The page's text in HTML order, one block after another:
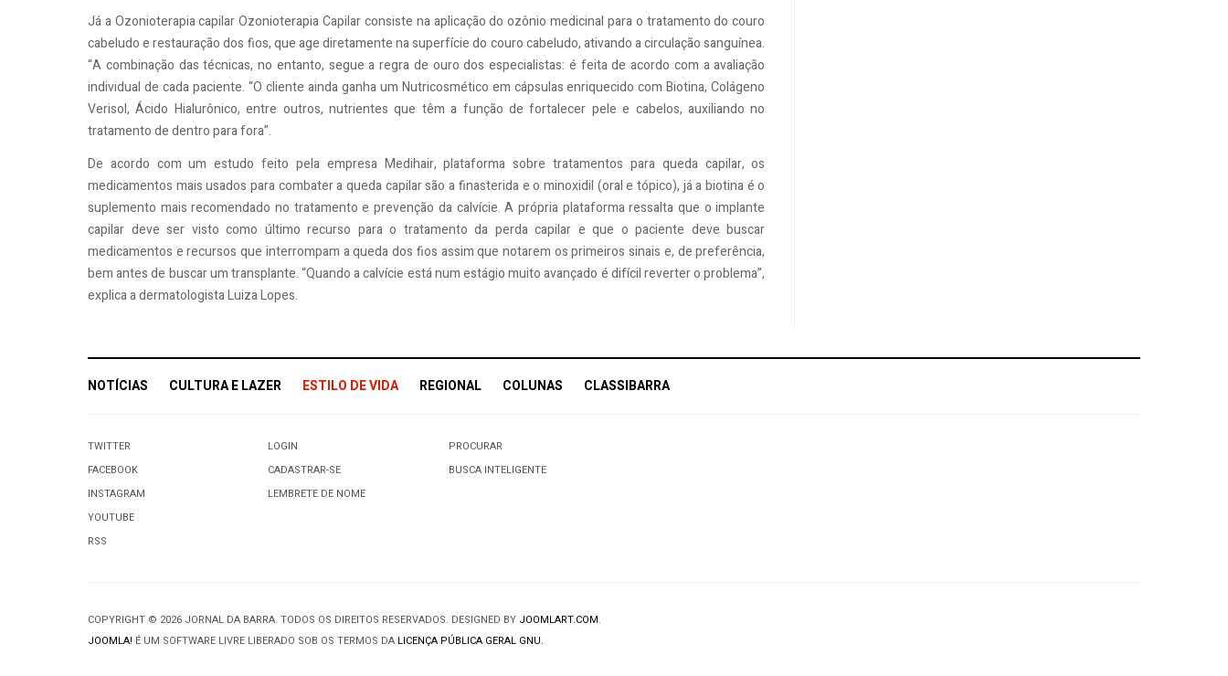
Já a Ozonioterapia capilar Ozonioterapia Capilar consiste na aplicação do ozônio medicinal para o tratamento do couro
cabeludo e restauração dos fios, que age diretamente na superfície do couro cabeludo, ativando a circulação sanguínea.
“A combinação das técnicas, no entanto, segue a regra de ouro dos especialistas: é feita de acordo com a avaliação
individual de cada paciente. “O cliente ainda ganha um Nutricosmético em cápsulas enriquecido com Biotina, Colágeno
Verisol, Ácido Hialurônico, entre outros, nutrientes que têm a função de fortalecer pele e cabelos, auxiliando no
tratamento de dentro para fora”.
De acordo com um estudo feito pela empresa Medihair, plataforma sobre tratamentos para queda capilar, os
medicamentos mais usados para combater a queda capilar são a finasterida e o minoxidil (oral e tópico), já a biotina é o
suplemento mais recomendado no tratamento e prevenção da calvície. A própria plataforma ressalta que o implante
capilar deve ser visto como último recurso para o tratamento da perda capilar e que o paciente deve buscar
medicamentos e recursos que interrompam a queda dos fios assim que notarem os primeiros sinais e, de preferência,
bem antes de buscar um transplante. “Quando a calvície está num estágio muito avançado é difícil reverter o problema”,
explica a dermatologista Luiza Lopes.
NOTÍCIAS CULTURA E LAZER ESTILO DE VIDA REGIONAL COLUNAS CLASSIBARRA
TWITTER
FACEBOOK
INSTAGRAM
YOUTUBE
RSS
LOGIN
CADASTRAR-SE
LEMBRETE DE NOME
PROCURAR
BUSCA INTELIGENTE
COPYRIGHT © 2026 JORNAL DA BARRA. TODOS OS DIREITOS RESERVADOS. DESIGNED BY JOOMLART.COM.
JOOMLA! É UM SOFTWARE LIVRE LIBERADO SOB OS TERMOS DA LICENÇA PÚBLICA GERAL GNU.